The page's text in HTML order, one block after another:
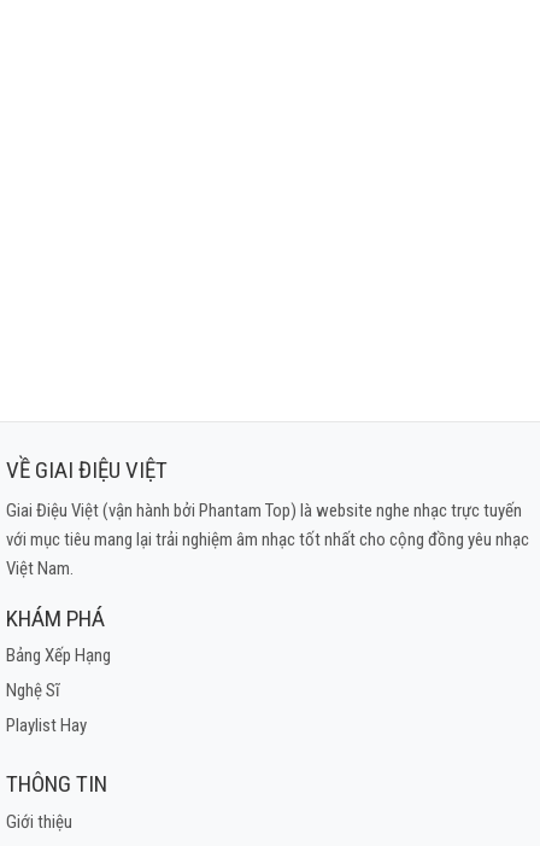
VỀ GIAI ĐIỆU VIỆT
Giai Điệu Việt (vận hành bởi Phantam Top) là website nghe nhạc trực tuyến
với mục tiêu mang lại trải nghiệm âm nhạc tốt nhất cho cộng đồng yêu nhạc
Việt Nam.
KHÁM PHÁ
Bảng Xếp Hạng
Nghệ Sĩ
Playlist Hay
THÔNG TIN
Giới thiệu